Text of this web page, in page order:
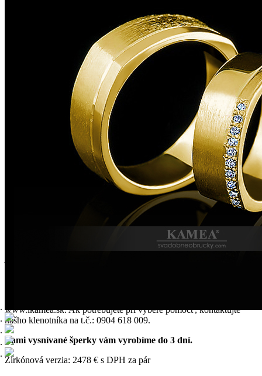
Svadobné obrúčky 13/361
Zlaté svadobné obrúčky Royal Collection
14-karátové zlato
možnosť výroby v 18-karátovom prevedení zlata alebo v platine
Diamant
certifikovaný gemologickou spol. GIA., Inbar
20
Pár asymetrických obrúčok zo 14-karátového/18-karátového zlata so
šírkou 7mm. Dámska obrúčka je osadená 20 Diamantami. Možnosť
vyhotovenia v žiarivom bielom zlate, klasickom žltom zlate,
romantickom ružovom/červenom zlate alebo ich farebných
variáciách aj v zlacnenej zirkónovej verzii. Kombinácia lesk-mat.
Na šperk vystavujeme certifikát kvality KAMEA® so 6-ročnou
Model šperku je možné v našej zlatníckej dielni s 27-ročnou
tradíciou upraviť na požadovanú veľkosť. Prípadne si môžete model
prispôsobiť podľa vašich predstáv. Náš zlatnícky tím vám vytvorí
www.ikamea.sk. Ak potrebujete pri výbere pomôcť, kontaktujte
nášho klenotníka na t.č.: 0904 618 009.
Vami vysnívané šperky vám vyrobíme do 3 dní.
Zirkónová verzia: 2478 € s DPH za pár